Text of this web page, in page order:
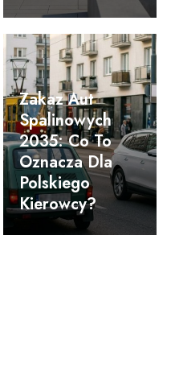
Zakaz Aut
Spalinowych
2035: Co To
Oznacza Dla
Polskiego
Kierowcy?